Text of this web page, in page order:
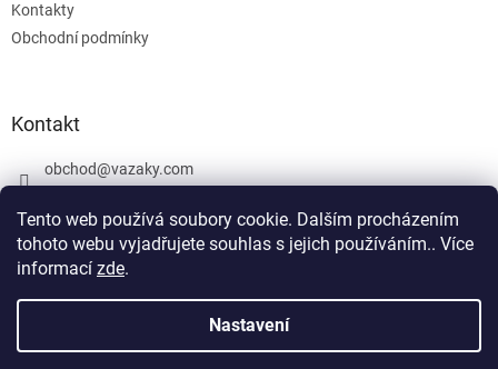
Tento web používá soubory cookie. Dalším procházením
tohoto webu vyjadřujete souhlas s jejich používáním.. Více
informací zde.
Nastavení
jsou označeny: skladem mohou být vyrobeny v den objednávky,
případně po dohodě objednány u výrobce jako zakázková výroba.
Kontakty
Obchodní podmínky
Kontakt
obchod@vazaky.com
Vytvořil Shoptet